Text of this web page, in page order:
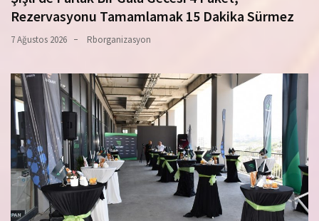
Rezervasyonu Tamamlamak 15 Dakika Sürmez
7 Ağustos 2026 Rborganizasyon